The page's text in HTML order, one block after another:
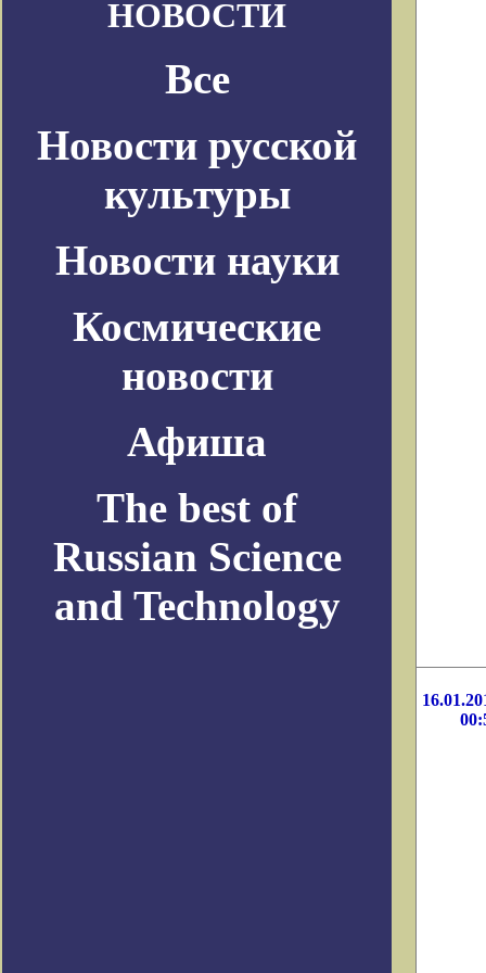
НОВОСТИ
Все
Новости русской
культуры
Новости науки
Космические
новости
Афиша
The best of
Russian Science
and Technology